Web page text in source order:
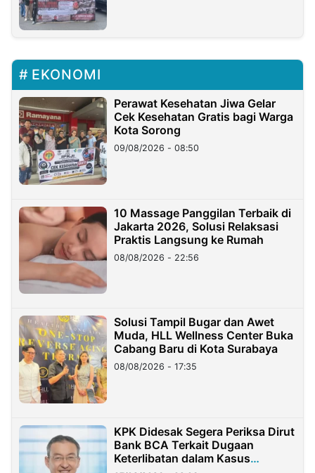
EKONOMI
Perawat Kesehatan Jiwa Gelar
Cek Kesehatan Gratis bagi Warga
Kota Sorong
09/08/2026 - 08:50
10 Massage Panggilan Terbaik di
Jakarta 2026, Solusi Relaksasi
Praktis Langsung ke Rumah
08/08/2026 - 22:56
Solusi Tampil Bugar dan Awet
Muda, HLL Wellness Center Buka
Cabang Baru di Kota Surabaya
08/08/2026 - 17:35
KPK Didesak Segera Periksa Dirut
Bank BCA Terkait Dugaan
Keterlibatan dalam Kasus